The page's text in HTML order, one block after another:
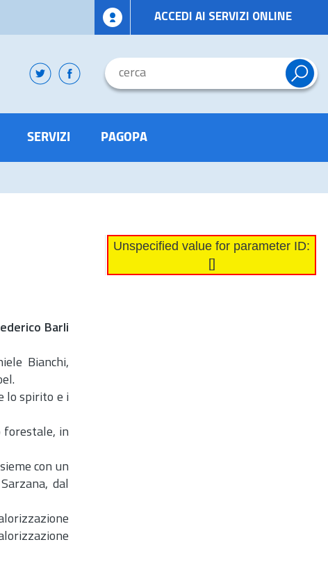
ACCEDI AI SERVIZI ONLINE
SERVIZI PAGOPA
Barli
Bianchi,
lo spirito e i
forestale, in
con un
dal
Unspecified value for parameter ID:
[]